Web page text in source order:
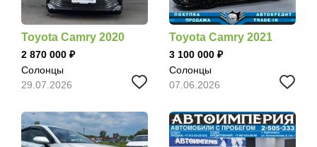
Toyota Camry 2020
2 870 000
Солонцы
29.07.2026
Toyota Camry 2021
3 100 000
Солонцы
07.06.2026